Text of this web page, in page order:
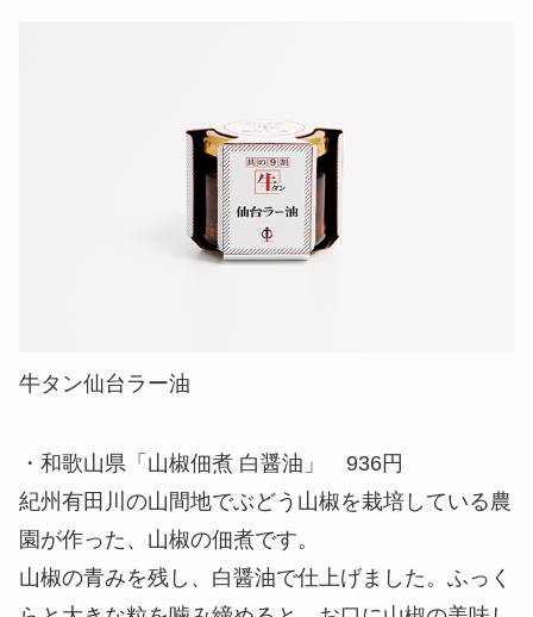
牛タン仙台ラー油
・和歌山県「山椒佃煮 白醤油」 936円
紀州有田川の山間地でぶどう山椒を栽培している農
園が作った、山椒の佃煮です。
山椒の青みを残し、白醤油で仕上げました。ふっく